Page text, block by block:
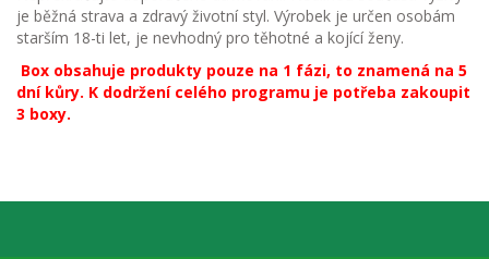
je běžná strava a zdravý životní styl. Výrobek je určen osobám
starším 18-ti let, je nevhodný pro těhotné a kojící ženy.
Box obsahuje produkty pouze na 1 fázi, to znamená na 5
dní kůry. K dodržení celého programu je potřeba zakoupit
3 boxy.